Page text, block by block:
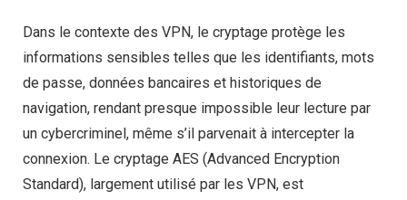
Dans le contexte des VPN, le cryptage protège les
informations sensibles telles que les identifiants, mots
de passe, données bancaires et historiques de
navigation, rendant presque impossible leur lecture par
un cybercriminel, même s’il parvenait à intercepter la
connexion. Le cryptage AES (Advanced Encryption
Standard), largement utilisé par les VPN, est